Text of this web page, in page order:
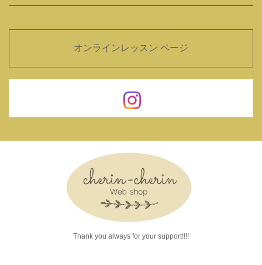
オンラインレッスン ページ
Thank you always for your support!!!!